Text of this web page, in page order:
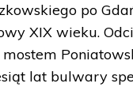
po
XIX wieku.
lat bulwary